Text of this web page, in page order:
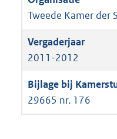
Tweede Kamer der
2011-2012
29665 nr. 176